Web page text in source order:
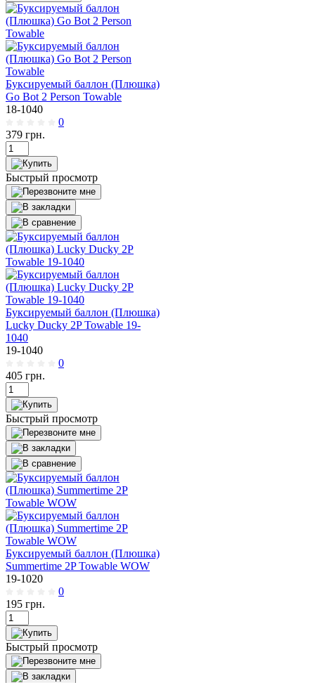
Буксируемый баллон (Плюшка)
Go Bot 2 Person Towable
18-1040
0
379 грн.
Быстрый просмотр
Буксируемый баллон (Плюшка)
Lucky Ducky 2P Towable 19-
1040
19-1040
0
405 грн.
Быстрый просмотр
Буксируемый баллон (Плюшка)
Summertime 2P Towable WOW
19-1020
0
195 грн.
Быстрый просмотр